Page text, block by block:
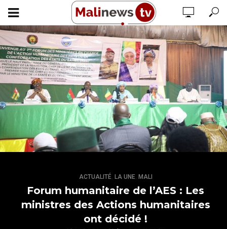
ACTUALITÉ, LA UNE, MALI
Forum humanitaire de l’AES : Les
ministres des Actions humanitaires
ont décidé !